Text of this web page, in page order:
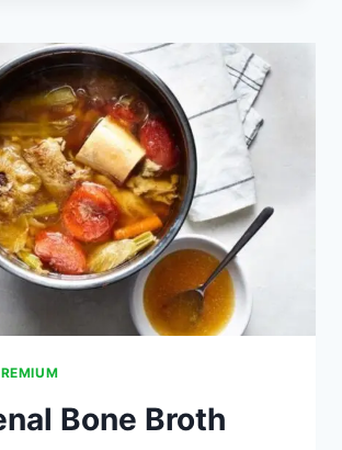
BERMASALAH
Bone Broth